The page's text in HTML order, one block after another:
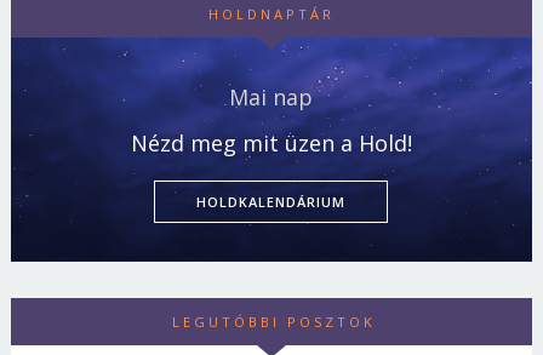
HOLDNAPTÁR
Mai nap
Nézd meg mit üzen a Hold!
HOLDKALENDÁRIUM
LEGUTÓBBI POSZTOK